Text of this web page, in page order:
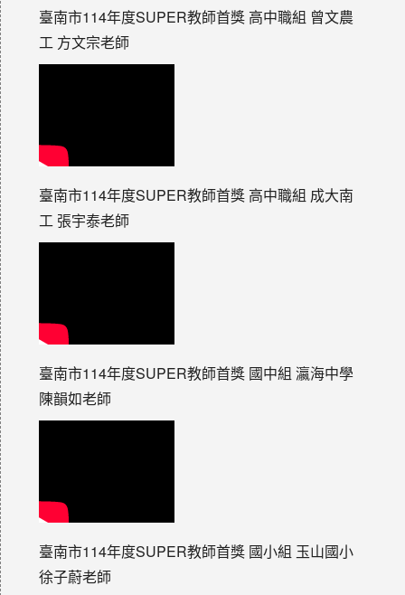
臺南市114年度SUPER教師首獎 高中職組 曾文農
工 方文宗老師
臺南市114年度SUPER教師首獎 高中職組 成大南
工 張宇泰老師
臺南市114年度SUPER教師首獎 國中組 瀛海中學
陳韻如老師
臺南市114年度SUPER教師首獎 國小組 玉山國小
徐子蔚老師